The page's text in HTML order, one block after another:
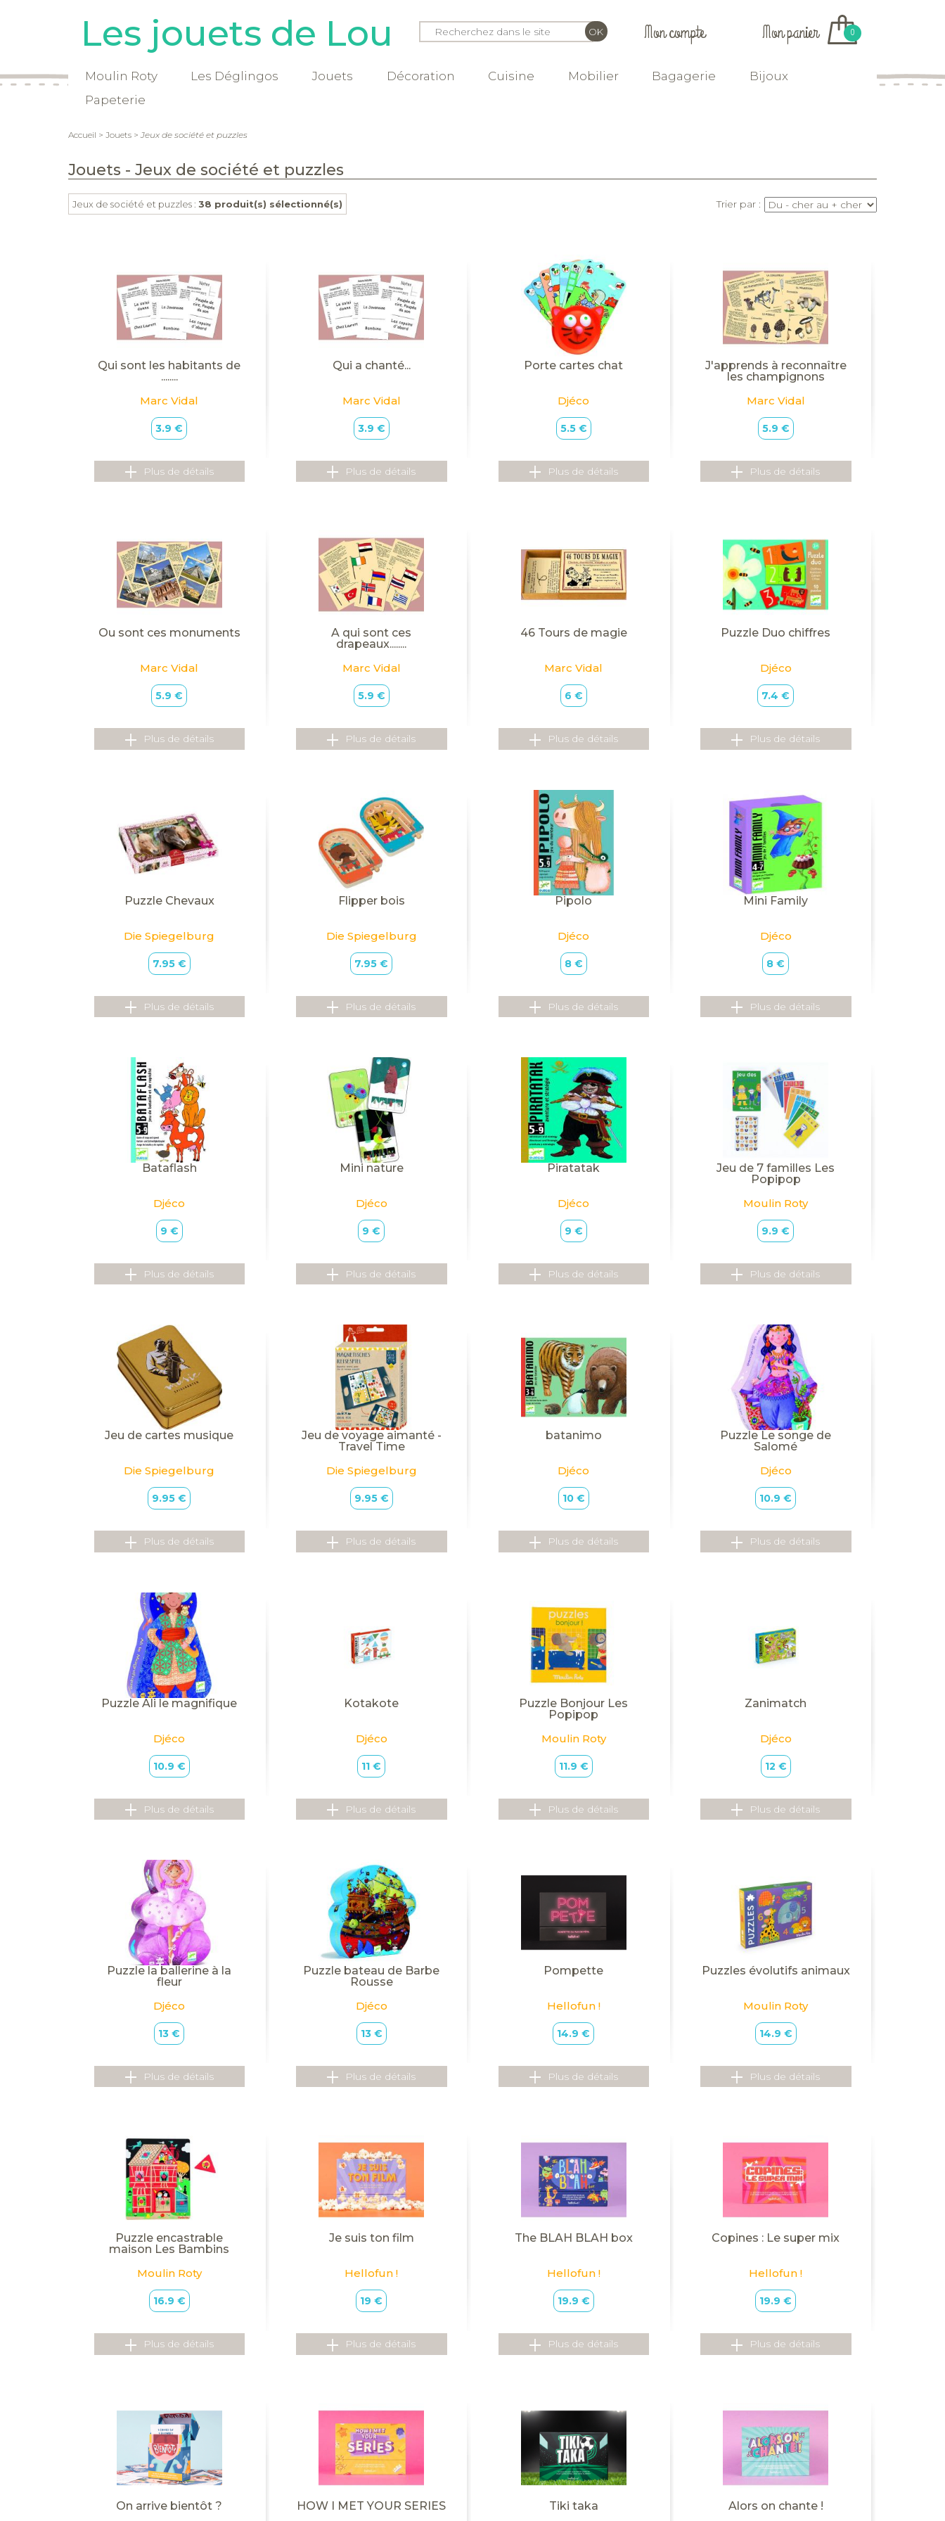
Les jouets de Lou Mon compte Mon panier 0
Moulin Roty Les Déglingos Jouets Décoration Cuisine Mobilier Bagagerie
Bijoux
Papeterie
Accueil > Jouets > Jeux de société et puzzles
Jouets - Jeux de société et puzzles
Jeux de société et puzzles : 38 produit(s) sélectionné(s) Trier par :
Qui sont les habitants de
........
Marc Vidal
3.9 €
Plus de détails
Qui a chanté...
Marc Vidal
3.9 €
Plus de détails
Porte cartes chat
Djéco
5.5 €
Plus de détails
J'apprends à reconnaître
les champignons
Marc Vidal
5.9 €
Plus de détails
Ou sont ces monuments
Marc Vidal
5.9 €
Plus de détails
A qui sont ces
drapeaux........
Marc Vidal
5.9 €
Plus de détails
46 Tours de magie
Marc Vidal
6 €
Plus de détails
Puzzle Duo chiffres
Djéco
7.4 €
Plus de détails
Puzzle Chevaux
Die Spiegelburg
7.95 €
Plus de détails
Flipper bois
Die Spiegelburg
7.95 €
Plus de détails
Pipolo
Djéco
8 €
Plus de détails
Mini Family
Djéco
8 €
Plus de détails
Bataflash
Djéco
9 €
Plus de détails
Mini nature
Djéco
9 €
Plus de détails
Piratatak
Djéco
9 €
Plus de détails
Jeu de 7 familles Les
Popipop
Moulin Roty
9.9 €
Plus de détails
Jeu de cartes musique
Die Spiegelburg
9.95 €
Plus de détails
Jeu de voyage aimanté -
Travel Time
Die Spiegelburg
9.95 €
Plus de détails
batanimo
Djéco
10 €
Plus de détails
Puzzle Le songe de
Salomé
Djéco
10.9 €
Plus de détails
Puzzle Ali le magnifique
Djéco
10.9 €
Plus de détails
Kotakote
Djéco
11 €
Plus de détails
Puzzle Bonjour Les
Popipop
Moulin Roty
11.9 €
Plus de détails
Zanimatch
Djéco
12 €
Plus de détails
Puzzle la ballerine à la
fleur
Djéco
13 €
Plus de détails
Puzzle bateau de Barbe
Rousse
Djéco
13 €
Plus de détails
Pompette
Hellofun !
14.9 €
Plus de détails
Puzzles évolutifs animaux
Moulin Roty
14.9 €
Plus de détails
Puzzle encastrable
maison Les Bambins
Moulin Roty
16.9 €
Plus de détails
Je suis ton film
Hellofun !
19 €
Plus de détails
The BLAH BLAH box
Hellofun !
19.9 €
Plus de détails
Copines : Le super mix
Hellofun !
19.9 €
Plus de détails
On arrive bientôt ? HOW I MET YOUR SERIES Tiki taka Alors on chante !